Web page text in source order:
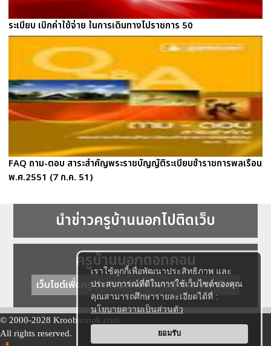
เราใช้คุกกี้เพื่อพัฒนาประสิทธิภาพ และ
ประสบการณ์ที่ดีในการใช้เว็บไซต์ของคุณ
คุณสามารถศึกษารายละเอียดได้ที่ :
นโยบายความเป็นส่วนตัว
ยอมรับ
ระเบียบ เบิกค่าใช้จ่าย ในการเดินทางไปราชการ 50
FAQ ถาม-ตอบ สาระสำคัญพระราชบัญญัติระเบียบข้าราชการพลเรือน
พ.ศ.2551 (7 ก.ค. 51)
นำข่าวครูบ้านนอกไปติดเว็บ
ครูบ้านนอกดอทคอม
เว็บไซต์เพื่อครู ข่าวการศึกษา ความรู้ การศึกษาไทย
© 2000-2028 Kroobannok.com
All rights reserved.